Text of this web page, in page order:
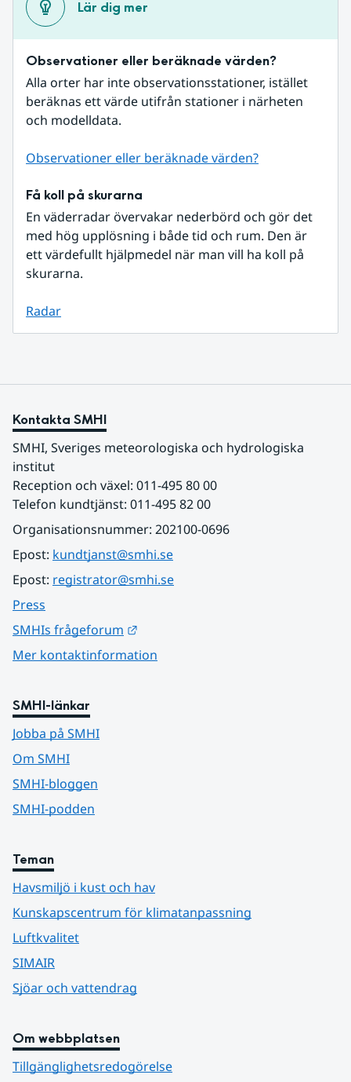
Lär dig mer
Observationer eller beräknade värden?
Alla orter har inte observationsstationer, istället
beräknas ett värde utifrån stationer i närheten
och modelldata.
Observationer eller beräknade värden?
Få koll på skurarna
En väderradar övervakar nederbörd och gör det
med hög upplösning i både tid och rum. Den är
ett värdefullt hjälpmedel när man vill ha koll på
skurarna.
Radar
Kontakta SMHI
SMHI, Sveriges meteorologiska och hydrologiska
institut
Reception och växel: 011-495 80 00
Telefon kundtjänst: 011-495 82 00
Organisationsnummer: 202100-0696
Epost: kundtjanst@smhi.se
Epost: registrator@smhi.se
Press
SMHIs frågeforum
Mer kontaktinformation
SMHI-länkar
Jobba på SMHI
Om SMHI
SMHI-bloggen
SMHI-podden
Teman
Havsmiljö i kust och hav
Kunskapscentrum för klimatanpassning
Luftkvalitet
SIMAIR
Sjöar och vattendrag
Om webbplatsen
Tillgänglighetsredogörelse